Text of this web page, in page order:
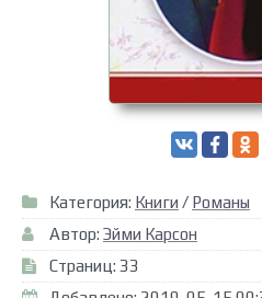
Категория: Книги / Романы
Автор: Эйми Карсон
Страниц: 33